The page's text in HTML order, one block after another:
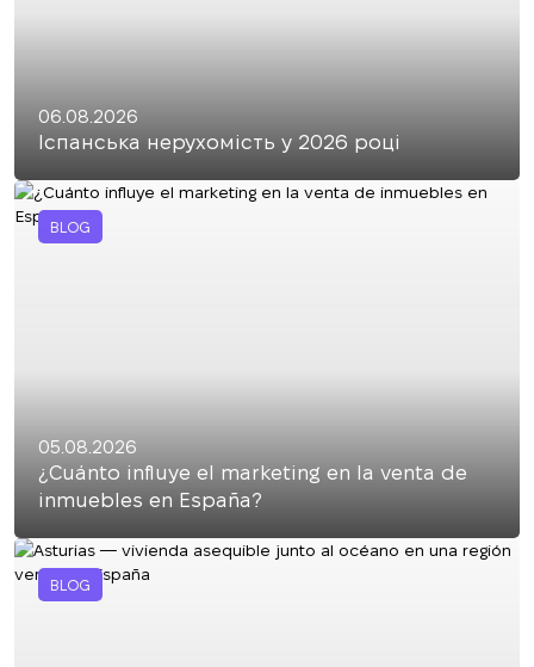
06.08.2026
Іспанська нерухомість у 2026 році
BLOG
05.08.2026
¿Cuánto influye el marketing en la venta de
inmuebles en España?
BLOG